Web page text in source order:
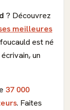
? Découvrez
meilleures
est né
un
37 000
. Faites